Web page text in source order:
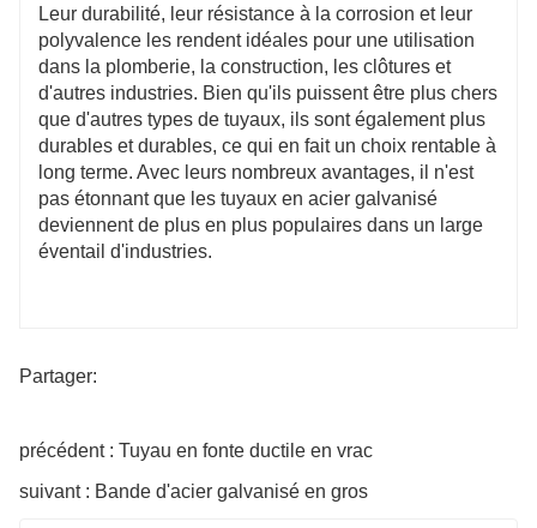
Leur durabilité, leur résistance à la corrosion et leur
polyvalence les rendent idéales pour une utilisation
dans la plomberie, la construction, les clôtures et
d'autres industries. Bien qu'ils puissent être plus chers
que d'autres types de tuyaux, ils sont également plus
durables et durables, ce qui en fait un choix rentable à
long terme. Avec leurs nombreux avantages, il n'est
pas étonnant que les tuyaux en acier galvanisé
deviennent de plus en plus populaires dans un large
éventail d'industries.
Partager:
précédent : Tuyau en fonte ductile en vrac
suivant : Bande d'acier galvanisé en gros